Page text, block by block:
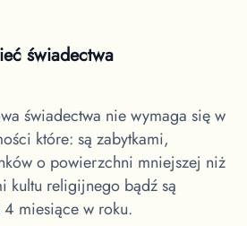
świadectwa
świadectwa nie wymaga się w
które: są zabytkami,
o powierzchni mniejszej niż
kultu religijnego bądź są
miesiące w roku.